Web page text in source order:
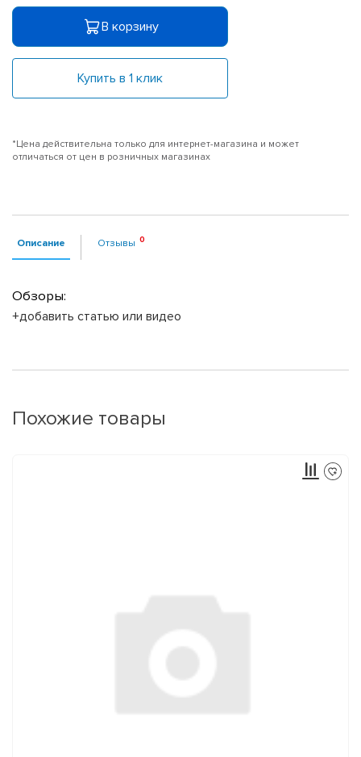
В корзину
Купить в 1 клик
*Цена действительна только для интернет-магазина и может
отличаться от цен в розничных магазинах
Описание Отзывы
Обзоры:
+добавить статью или видео
Похожие товары